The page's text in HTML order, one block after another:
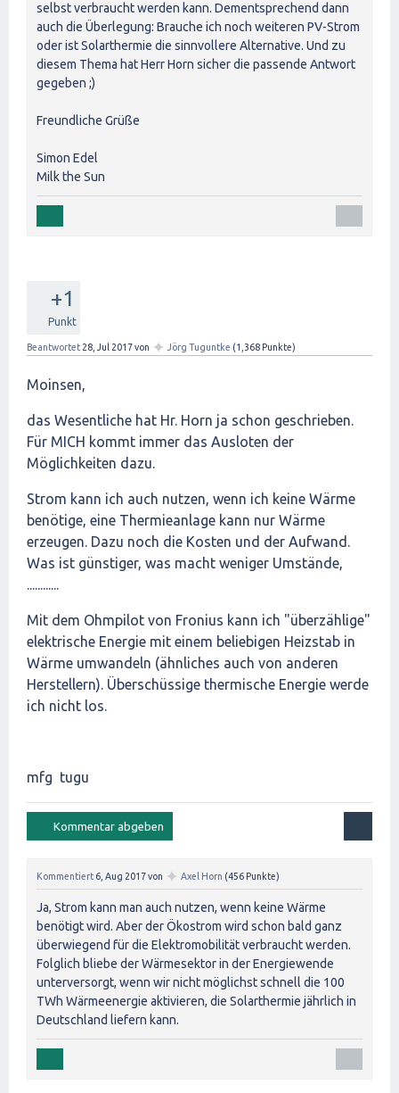
selbst verbraucht werden kann. Dementsprechend dann
auch die Überlegung: Brauche ich noch weiteren PV-Strom
oder ist Solarthermie die sinnvollere Alternative. Und zu
diesem Thema hat Herr Horn sicher die passende Antwort
gegeben ;)
Freundliche Grüße
Simon Edel
Milk the Sun
+1
Punkt
Beantwortet 28, Jul 2017von ✦ Jörg Tuguntke (1,368 Punkte)
Moinsen,
das Wesentliche hat Hr. Horn ja schon geschrieben.
Für MICH kommt immer das Ausloten der
Möglichkeiten dazu.
Strom kann ich auch nutzen, wenn ich keine Wärme
benötige, eine Thermieanlage kann nur Wärme
erzeugen. Dazu noch die Kosten und der Aufwand.
Was ist günstiger, was macht weniger Umstände,
............
Mit dem Ohmpilot von Fronius kann ich "überzählige"
elektrische Energie mit einem beliebigen Heizstab in
Wärme umwandeln (ähnliches auch von anderen
Herstellern). Überschüssige thermische Energie werde
ich nicht los.
mfg tugu
Kommentiert 6, Aug 2017von ✦ Axel Horn (456 Punkte)
Ja, Strom kann man auch nutzen, wenn keine Wärme
benötigt wird. Aber der Ökostrom wird schon bald ganz
überwiegend für die Elektromobilität verbraucht werden.
Folglich bliebe der Wärmesektor in der Energiewende
unterversorgt, wenn wir nicht möglichst schnell die 100
TWh Wärmeenergie aktivieren, die Solarthermie jährlich in
Deutschland liefern kann.